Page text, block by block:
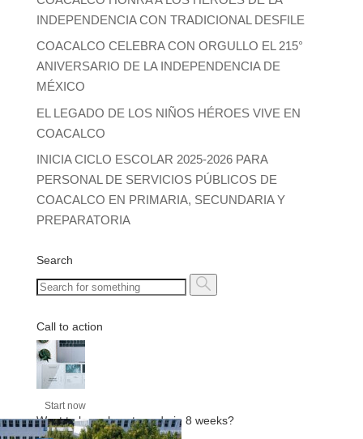
INDEPENDENCIA CON TRADICIONAL DESFILE
COACALCO CELEBRA CON ORGULLO EL 215°
ANIVERSARIO DE LA INDEPENDENCIA DE
MÉXICO
EL LEGADO DE LOS NIÑOS HÉROES VIVE EN
COACALCO
INICIA CICLO ESCOLAR 2025-2026 PARA
PERSONAL DE SERVICIOS PÚBLICOS DE
COACALCO EN PRIMARIA, SECUNDARIA Y
PREPARATORIA
Search
Call to action
Start now
Want to learn how to code in 8 weeks?